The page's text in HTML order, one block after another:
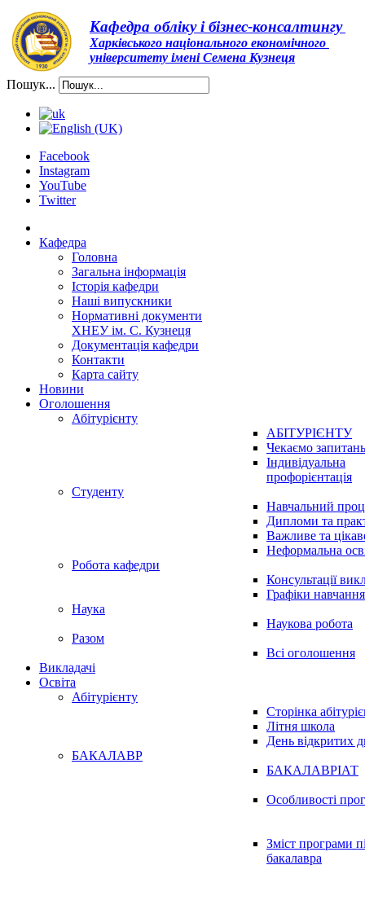
Кафедра обліку і бізнес-консалтингу
Харківського національного економічного
університету імені Семена Кузнеця
Пошук...
Facebook
Instagram
YouTube
Twitter
Кафедра
Головна
Загальна інформація
Історія кафедри
Наші випускники
Нормативні документи
ХНЕУ ім. С. Кузнеця
Документація кафедри
Контакти
Карта сайту
Новини
Оголошення
Абітурієнту
АБІТУРІЄНТУ
Чекаємо запитань
Індивідуальна
профорієнтація
Студенту
Навчальний
Дипломи та
Важливе та
Неформальна
Робота кафедри
Консультації
Графіки навчання
Наука
Наукова робота
Разом
Всі оголошення
Викладачі
Освіта
Абітурієнту
Сторінка
Літня школа
День відкритих
БАКАЛАВР
БАКАЛАВРІАТ
Особливості
Зміст програми
бакалавра